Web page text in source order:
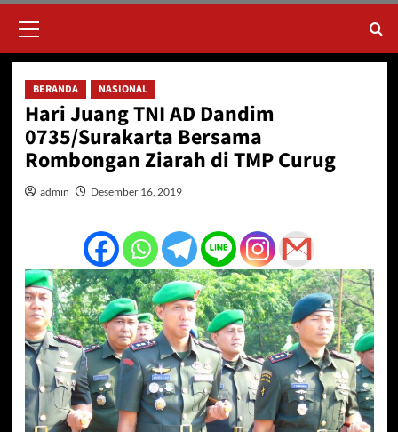
Menu
BERANDA NASIONAL
Hari Juang TNI AD Dandim
0735/Surakarta Bersama
Rombongan Ziarah di TMP Curug
admin Desember 16, 2019